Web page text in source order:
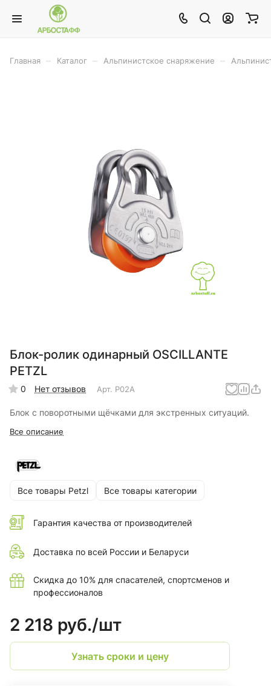
Главная Каталог Альпинистское снаряжение
Блок-ролик одинарный OSCILLANTE
PETZL
0 Нет отзывов Арт. P02A
Блок с поворотными щёчками для экстренных ситуаций.
Все описание
Все товары Petzl Все товары категории
Гарантия качества от производителей
Доставка по всей России и Беларуси
Скидка до 10% для спасателей, спортсменов и
профессионалов
2 218 руб./шт
Узнать сроки и цену